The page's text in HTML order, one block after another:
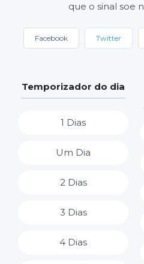
que o sinal soe
Facebook Twitter
Temporizador do dia
1 Dias
Um Dia
2 Dias
3 Dias
4 Dias